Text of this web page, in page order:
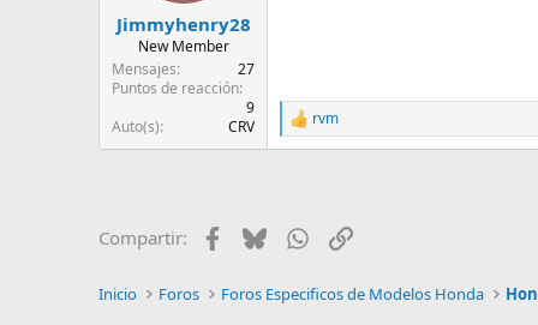
Jimmyhenry28
New Member
Mensajes
27
Puntos de reacción
9
Auto(s)
CRV
R
e
o
s
rvm
Compartir: Facebook
BlueskyWhatsApp
Enlace
Inicio Foros Foros Especificos de Modelos Honda